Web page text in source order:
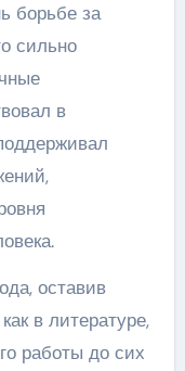
борьбе за
сильно
в
оставив
в литературе,
работы до сих